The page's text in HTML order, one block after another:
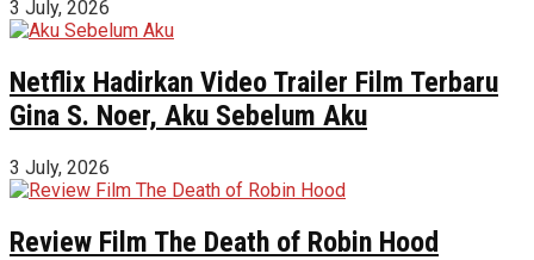
3 July, 2026
Netflix Hadirkan Video Trailer Film Terbaru
Gina S. Noer, Aku Sebelum Aku
3 July, 2026
Review Film The Death of Robin Hood